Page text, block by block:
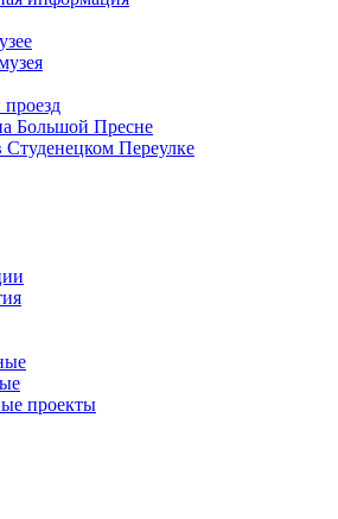
Большой Пресне
Студенецком Переулке
проекты